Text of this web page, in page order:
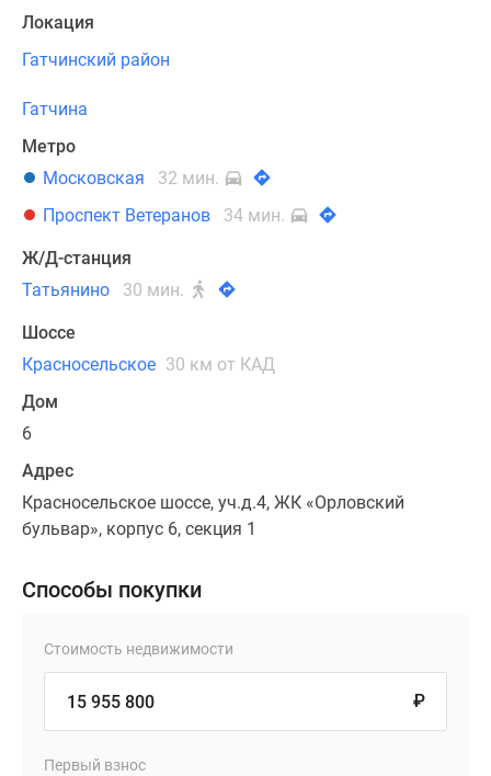
Локация
Гатчинский район
Гатчина
Метро
Московская
32 мин.
Проспект Ветеранов
34 мин.
Ж/Д-станция
Татьянино
30 мин.
Шоссе
Красносельское 30 км от КАД
Дом
6
Адрес
Красносельское шоссе, уч.д.4, ЖК «Орловский
бульвар», корпус 6, секция 1
Способы покупки
Стоимость недвижимости
₽
Первый взнос